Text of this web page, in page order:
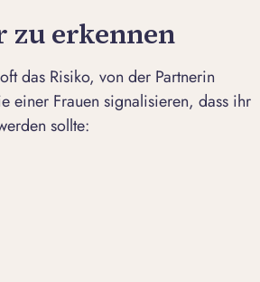
zu erkennen
das Risiko, von der Partnerin
einer Frauen signalisieren, dass ihr
sollte: